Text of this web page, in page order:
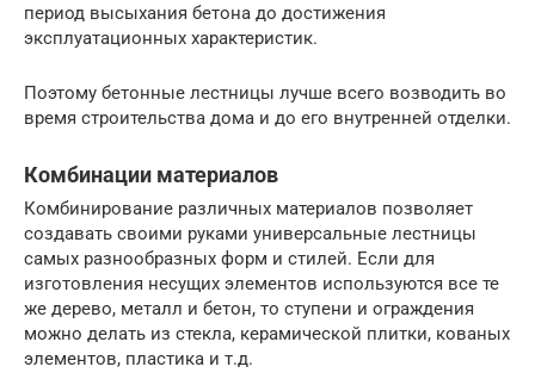
период высыхания бетона до достижения
эксплуатационных характеристик.
Поэтому бетонные лестницы лучше всего возводить во
время строительства дома и до его внутренней отделки.
Комбинации материалов
Комбинирование различных материалов позволяет
создавать своими руками универсальные лестницы
самых разнообразных форм и стилей. Если для
изготовления несущих элементов используются все те
же дерево, металл и бетон, то ступени и ограждения
можно делать из стекла, керамической плитки, кованых
элементов, пластика и т.д.